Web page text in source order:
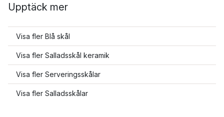
Upptäck mer
Visa fler Blå skål
Visa fler Salladsskål keramik
Visa fler Serveringsskålar
Visa fler Salladsskålar